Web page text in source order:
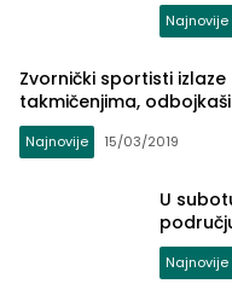
Najnovije
Zvornički sportisti
takmičenjima,
Najnovije 15/03/2019
U
Najnovije